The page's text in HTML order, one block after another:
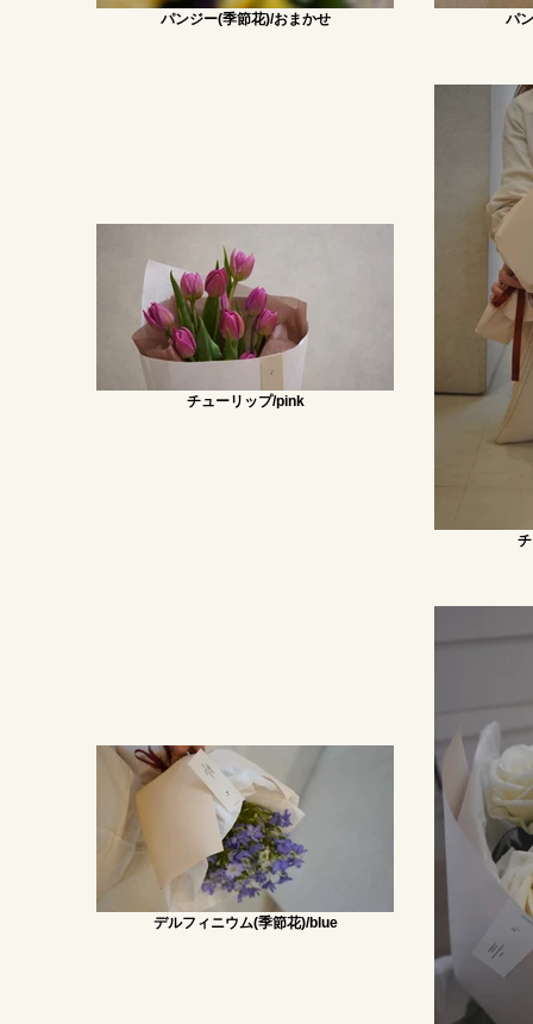
パンジー(季節花)/おまかせ パ
チューリップ/pink
デルフィニウム(季節花)/blue